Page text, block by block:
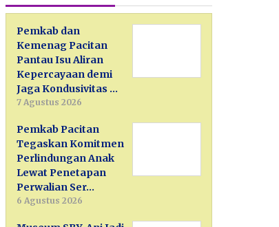
Pemkab dan
Kemenag Pacitan
Pantau Isu Aliran
Kepercayaan demi
Jaga Kondusivitas …
7 Agustus 2026
Pemkab Pacitan
Tegaskan Komitmen
Perlindungan Anak
Lewat Penetapan
Perwalian Ser…
6 Agustus 2026